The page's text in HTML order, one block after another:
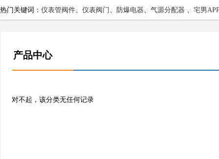
热门关键词： 仪表管阀件、 仪表阀门 、 防爆电器、 气源分配器 、 宅男
产品中心
对不起，该分类无任何记录